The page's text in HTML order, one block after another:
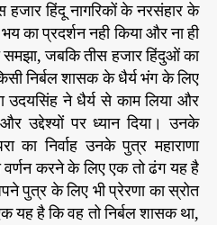
द
य
सिं
ह
ए
क
वं
द
नी
य
व्य
हजार हिंदू नागरिकों के नरसंहार के
का प्रदर्शन नही किया और ना ही
जबकि तीस हजार हिंदुओं का
निर्बल शासक के धैर्य भंग के लिए
उदयसिंह ने धैर्य से काम लिया और
उद्देश्यों पर ध्यान दिया। उनके
का निर्वाह उनके पुत्र महाराणा
वर्णन करने के लिए एक तो ढंग यह है
पुत्र के लिए भी प्रेरणा का स्रोत
यह है कि वह तो निर्बल शासक था,